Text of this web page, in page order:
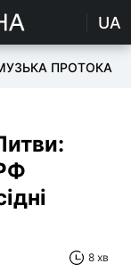
UA
ПРОТОКА
8 хв